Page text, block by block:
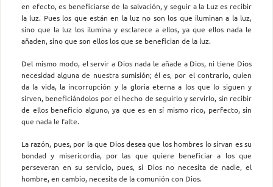
en efecto, es beneficiarse de la salvación, y seguir a la Luz es recibir
la luz. Pues los que están en la luz no son los que iluminan a la luz,
sino que la luz los ilumina y esclarece a ellos, ya que ellos nada le
añaden, sino que son ellos los que se benefician de la luz.
Del mismo modo, el servir a Dios nada le añade a Dios, ni tiene Dios
necesidad alguna de nuestra sumisión; él es, por el contrario, quien
da la vida, la incorrupción y la gloria eterna a los que lo siguen y
sirven, beneficiándolos por el hecho de seguirlo y servirlo, sin recibir
de ellos beneficio alguno, ya que es en sí mismo rico, perfecto, sin
que nada le falte.
La razón, pues, por la que Dios desea que los hombres lo sirvan es su
bondad y misericordia, por las que quiere beneficiar a los que
perseveran en su servicio, pues, si Dios no necesita de nadie, el
hombre, en cambio, necesita de la comunión con Dios.